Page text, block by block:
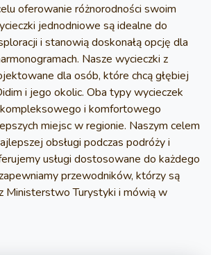
oferowanie różnorodności swoim
jednodniowe są idealne do
i stanowią doskonałą opcję dla
Nasze wycieczki z
dla osób, które chcą głębiej
i jego okolic. Oba typy wycieczek
i komfortowego
miejsc w regionie. Naszym celem
obsługi podczas podróży i
usługi dostosowane do każdego
przewodników, którzy są
Ministerstwo Turystyki i mówią w